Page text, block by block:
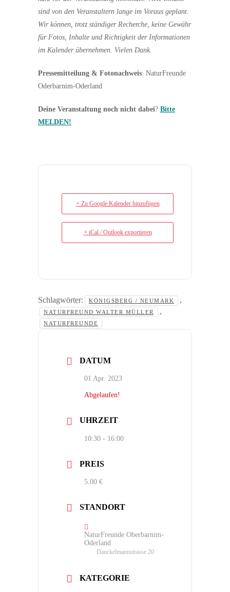
sind von den Veranstaltern lange im Voraus geplant.
Wir können, trotz ständiger Recherche, keine Gewähr
für Fotos, Inhalte und Richtigkeit der Informationen
im Kalender übernehmen. Vielen Dank.
Pressemitteilung & Fotonachweis: NaturFreunde
Oderbarnim-Oderland
Deine Veranstaltung noch nicht dabei? Bitte
MELDEN!
+ Zu Google Kalender hinzufügen
+ iCal / Outlook exportieren
Schlagwörter: KÖNIGSBERG / NEUMARK ,
NATURFREUND WALTER MÜLLER ,
NATURFREUNDE
DATUM
01 Apr. 2023
Abgelaufen!
UHRZEIT
10:30 - 16:00
PREIS
5.00 €
STANDORT
NaturFreunde Oberbarnim-
Oderland
Danckelmannstrasse 20
KATEGORIE